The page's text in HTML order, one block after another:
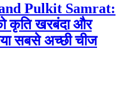
Pulkit Samrat:
कृति खरबंदा और
सबसे अच्छी चीज